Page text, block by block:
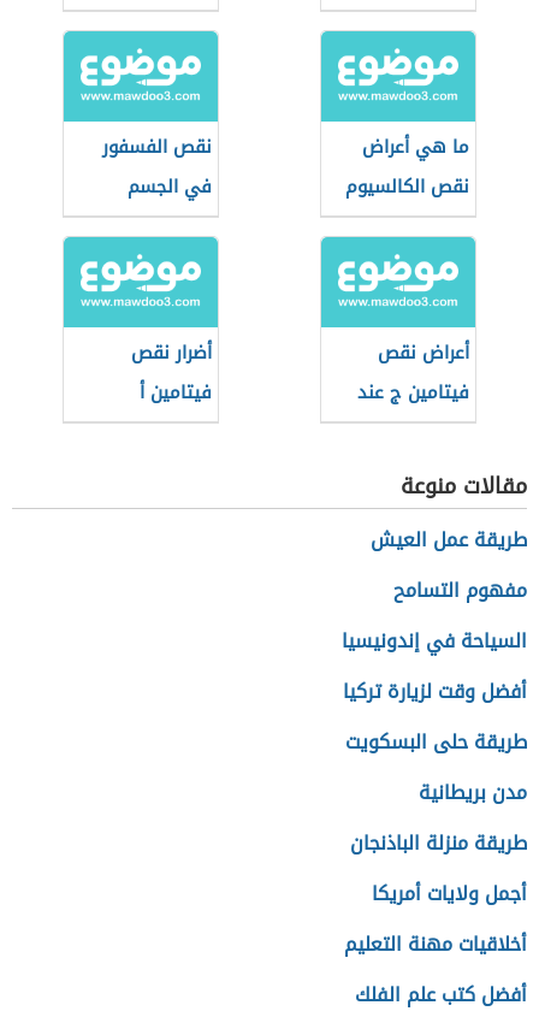
ما هي أعراض
نقص الكالسيوم
نقص الفسفور
في الجسم
أعراض نقص
فيتامين ج عند
النساء
أضرار نقص
فيتامين أ
مقالات منوعة
طريقة عمل العيش
مفهوم التسامح
السياحة في إندونيسيا
أفضل وقت لزيارة تركيا
طريقة حلى البسكويت
مدن بريطانية
طريقة منزلة الباذنجان
أجمل ولايات أمريكا
أخلاقيات مهنة التعليم
أفضل كتب علم الفلك